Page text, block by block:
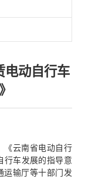
电动自行车
《云南省电动自行
行车发展的指导意
运输厅等十部门发